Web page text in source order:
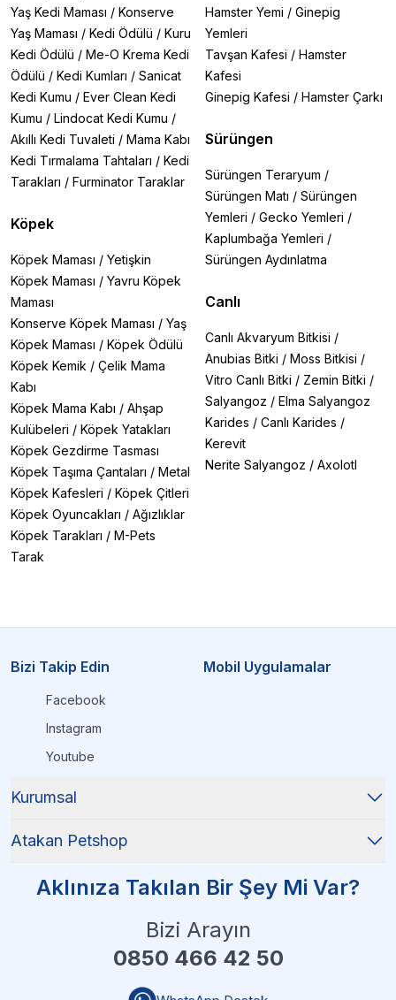
Yaş Kedi Maması / Konserve
Yaş Maması / Kedi Ödülü / Kuru
Kedi Ödülü / Me-O Krema Kedi
Ödülü / Kedi Kumları / Sanicat
Kedi Kumu / Ever Clean Kedi
Kumu / Lindocat Kedi Kumu /
Akıllı Kedi Tuvaleti / Mama Kabı
Kedi Tırmalama Tahtaları / Kedi
Tarakları / Furminator Taraklar
Köpek
Köpek Maması / Yetişkin
Köpek Maması / Yavru Köpek
Maması
Konserve Köpek Maması / Yaş
Köpek Maması / Köpek Ödülü
Köpek Kemik / Çelik Mama
Kabı
Köpek Mama Kabı / Ahşap
Kulübeleri / Köpek Yatakları
Köpek Gezdirme Tasması
Köpek Taşıma Çantaları / Metal
Köpek Kafesleri / Köpek Çitleri
Köpek Oyuncakları / Ağızlıklar
Köpek Tarakları / M-Pets
Tarak
Hamster Yemi / Ginepig
Yemleri
Tavşan Kafesi / Hamster
Kafesi
Ginepig Kafesi / Hamster Çarkı
Sürüngen
Sürüngen Teraryum /
Sürüngen Matı / Sürüngen
Yemleri / Gecko Yemleri /
Kaplumbağa Yemleri /
Sürüngen Aydınlatma
Canlı
Canlı Akvaryum Bitkisi /
Anubias Bitki / Moss Bitkisi /
Vitro Canlı Bitki / Zemin Bitki /
Salyangoz / Elma Salyangoz
Karides / Canlı Karides /
Kerevit
Nerite Salyangoz / Axolotl
Bizi Takip Edin
Facebook
Instagram
Youtube
Mobil Uygulamalar
Kurumsal
Atakan Petshop
Aklınıza Takılan Bir Şey Mi Var?
Bizi Arayın
0850 466 42 50